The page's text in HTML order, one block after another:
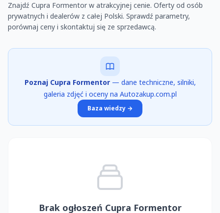
Znajdź Cupra Formentor w atrakcyjnej cenie. Oferty od osób
prywatnych i dealerów z całej Polski. Sprawdź parametry,
porównaj ceny i skontaktuj się ze sprzedawcą.
Poznaj Cupra Formentor — dane techniczne, silniki,
galeria zdjęć i oceny na Autozakup.com.pl
Baza wiedzy →
Brak ogłoszeń Cupra Formentor